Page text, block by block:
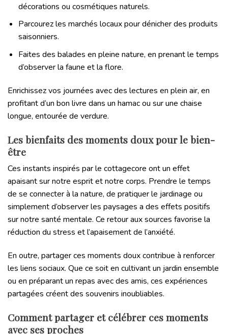
décorations ou cosmétiques naturels.
Parcourez les marchés locaux pour dénicher des produits
saisonniers.
Faites des balades en pleine nature, en prenant le temps
d’observer la faune et la flore.
Enrichissez vos journées avec des lectures en plein air, en
profitant d’un bon livre dans un hamac ou sur une chaise
longue, entourée de verdure.
Les bienfaits des moments doux pour le bien-
être
Ces instants inspirés par le cottagecore ont un effet
apaisant sur notre esprit et notre corps. Prendre le temps
de se connecter à la nature, de pratiquer le jardinage ou
simplement d’observer les paysages a des effets positifs
sur notre santé mentale. Ce retour aux sources favorise la
réduction du stress et l’apaisement de l’anxiété.
En outre, partager ces moments doux contribue à renforcer
les liens sociaux. Que ce soit en cultivant un jardin ensemble
ou en préparant un repas avec des amis, ces expériences
partagées créent des souvenirs inoubliables.
Comment partager et célébrer ces moments
avec ses proches